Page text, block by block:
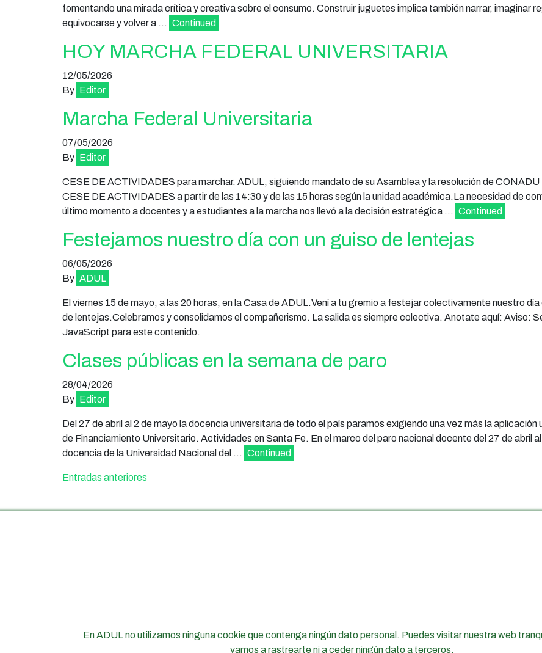
fomentando una mirada crítica y creativa sobre el consumo. Construir juguetes implica también narrar, imaginar
equivocarse y volver a … Continued
HOY MARCHA FEDERAL UNIVERSITARIA
12/05/2026
By Editor
Marcha Federal Universitaria
07/05/2026
By Editor
CESE DE ACTIVIDADES para marchar. ADUL, siguiendo mandato de su Asamblea y la resolución de
CESE DE ACTIVIDADES a partir de las 14:30 y de las 15 horas según la unidad académica.La necesidad de
último momento a docentes y a estudiantes a la marcha nos llevó a la decisión estratégica … Continued
Festejamos nuestro día con un guiso de lentejas
06/05/2026
By ADUL
El viernes 15 de mayo, a las 20 horas, en la Casa de ADUL.Vení a tu gremio a festejar colectivamente nuestro día
de lentejas.Celebramos y consolidamos el compañerismo. La salida es siempre colectiva. Anotate aquí: Aviso:
JavaScript para este contenido.
Clases públicas en la semana de paro
28/04/2026
By Editor
Del 27 de abril al 2 de mayo la docencia universitaria de todo el país paramos exigiendo una vez más la aplicación
de Financiamiento Universitario. Actividades en Santa Fe. En el marco del paro nacional docente del 27 de abril
docencia de la Universidad Nacional del … Continued
Navegación de entradas
Entradas anteriores
Pasaje Martínez 2683
Santa Fe | Argentina
En ADUL no utilizamos ninguna cookie que contenga ningún dato personal. Puedes visitar nuestra web
vamos a rastrearte ni a ceder ningún dato a terceros.